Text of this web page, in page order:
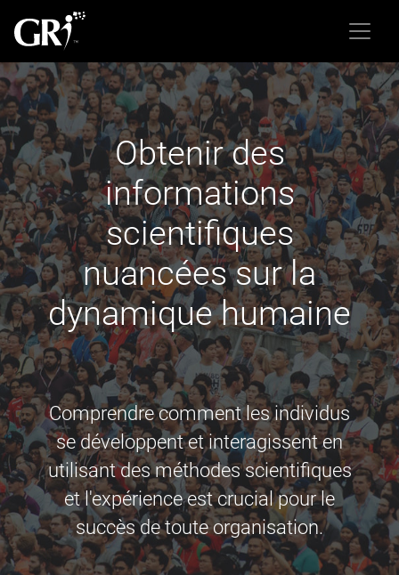
Obtenir des
informations
scientifiques
nuancées sur la
dynamique humaine
Comprendre comment les individus
se développent et interagissent en
utilisant des méthodes scientifiques
et l'expérience est crucial pour le
succès de toute organisation.